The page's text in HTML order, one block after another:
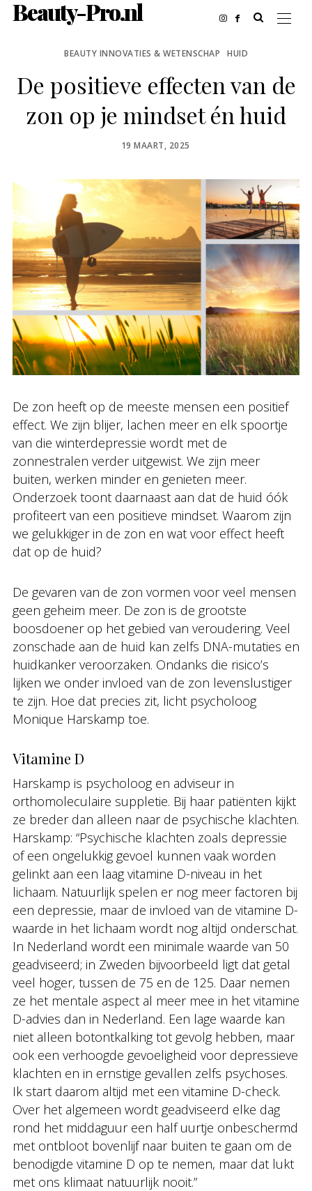
Beauty-Pro.nl
BEAUTY INNOVATIES & WETENSCHAP HUID
De positieve effecten van de
zon op je mindset én huid
POSTED
19 MAART, 2025
De zon heeft op de meeste mensen een positief
effect. We zijn blijer, lachen meer en elk spoortje
van die winterdepressie wordt met de
zonnestralen verder uitgewist. We zijn meer
buiten, werken minder en genieten meer.
Onderzoek toont daarnaast aan dat de huid óók
profiteert van een positieve mindset. Waarom zijn
we gelukkiger in de zon en wat voor effect heeft
dat op de huid?
De gevaren van de zon vormen voor veel mensen
geen geheim meer. De zon is de grootste
boosdoener op het gebied van veroudering. Veel
zonschade aan de huid kan zelfs DNA-mutaties en
huidkanker veroorzaken. Ondanks die risico’s
lijken we onder invloed van de zon levenslustiger
te zijn. Hoe dat precies zit, licht psycholoog
Monique Harskamp toe.
Vitamine D
Harskamp is psycholoog en adviseur in
orthomoleculaire suppletie. Bij haar patiënten kijkt
ze breder dan alleen naar de psychische klachten.
Harskamp: “Psychische klachten zoals depressie
of een ongelukkig gevoel kunnen vaak worden
gelinkt aan een laag vitamine D-niveau in het
lichaam. Natuurlijk spelen er nog meer factoren bij
een depressie, maar de invloed van de vitamine D-
waarde in het lichaam wordt nog altijd onderschat.
In Nederland wordt een minimale waarde van 50
geadviseerd; in Zweden bijvoorbeeld ligt dat getal
veel hoger, tussen de 75 en de 125. Daar nemen
ze het mentale aspect al meer mee in het vitamine
D-advies dan in Nederland. Een lage waarde kan
niet alleen botontkalking tot gevolg hebben, maar
ook een verhoogde gevoeligheid voor depressieve
klachten en in ernstige gevallen zelfs psychoses.
Ik start daarom altijd met een vitamine D-check.
Over het algemeen wordt geadviseerd elke dag
rond het middaguur een half uurtje onbeschermd
met ontbloot bovenlijf naar buiten te gaan om de
benodigde vitamine D op te nemen, maar dat lukt
met ons klimaat natuurlijk nooit.”